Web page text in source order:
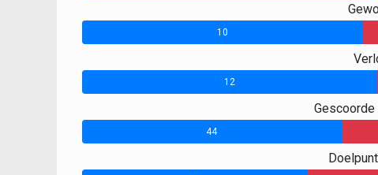
10
12
44